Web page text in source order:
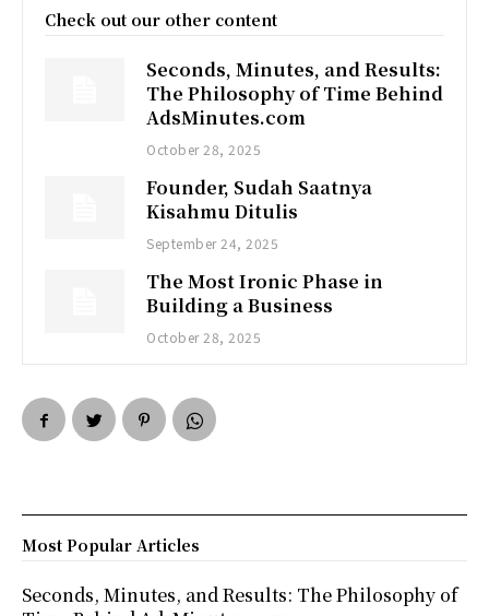
Check out our other content
Seconds, Minutes, and Results:
The Philosophy of Time Behind
AdsMinutes.com
October 28, 2025
Founder, Sudah Saatnya
Kisahmu Ditulis
September 24, 2025
The Most Ironic Phase in
Building a Business
October 28, 2025
Most Popular Articles
Seconds, Minutes, and Results: The Philosophy of